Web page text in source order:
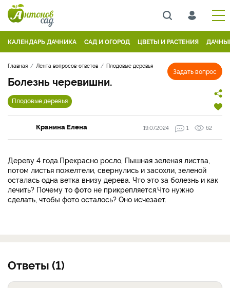
КАЛЕНДАРЬ ДАЧНИКА САД И ОГОРОД ЦВЕТЫ И РАСТЕНИЯ
Задать вопрос
Главная Лента вопросов-ответов Плодовые деревья
Болезнь черевишни.
Плодовые деревья
Кранина Елена 19.07.2024 1 62
Дереву 4 года.Прекрасно росло, Пышная зеленая листва,
потом листья пожелтели, свернулись и засохли, зеленой
осталась одна ветка внизу дерева. Что это за болезнь и как
лечить? Почему то фото не прикрепляется.Что нужно
сделать, чтобы фото осталось? Оно исчезает.
Ответы (1)